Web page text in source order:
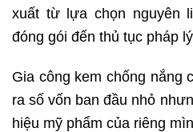
xuất từ lựa chọn nguyên
đóng gói đến thủ tục pháp
Gia công kem chống nắng
ra số vốn ban đầu nhỏ
hiệu mỹ phẩm của riêng